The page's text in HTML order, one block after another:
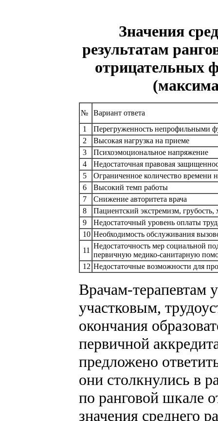
Значения
результатам
отрицательных
№
Вариант ответа
1
Перегруженность непрофильными
2
Высокая нагрузка на приеме
3
Психоэмоциональное напряжение
4
Недостаточная правовая
5
Ограниченное количество времени
6
Высокий темп работы
7
Снижение авторитета врача
8
Пациентский экстремизм,
9
Недостаточный уровень оплаты
10 Необходимость обслуживания
11
Недостаточность мер социальной
первичную медико-санитарную
12 Недостаточные возможности для
Врачам-терапевтам
участковым,
окончания
первичной
предложено
они столкнулись в
по ранговой шкале
значения среднего